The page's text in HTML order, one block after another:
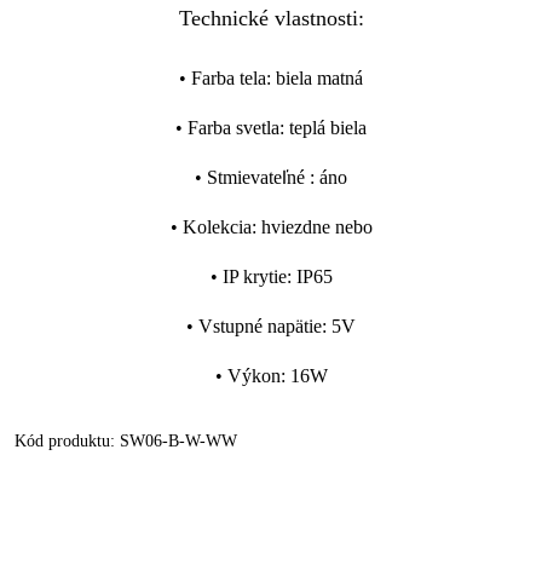
Technické vlastnosti:
• Farba tela: biela matná
• Farba svetla: teplá biela
• Stmievateľné : áno
• Kolekcia: hviezdne nebo
• IP krytie: IP65
• Vstupné napätie: 5V
• Výkon: 16W
Kód produktu: SW06-B-W-WW